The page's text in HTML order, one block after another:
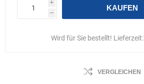
i
h
KAUFEN
Wird für Sie bestellt! Lieferzeit:
VERGLEICHEN